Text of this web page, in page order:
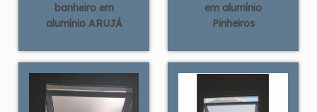
banheiro em
alumínio ARUJÁ
em alumínio
Pinheiros